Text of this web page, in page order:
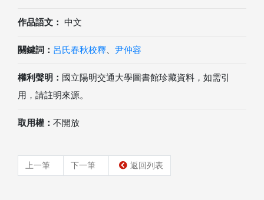
作品語文： 中文
關鍵詞： 呂氏春秋校釋 尹仲容
權利聲明： 國立陽明交通大學圖書館珍藏資料，如需引
用，請註明來源。
取用權： 不開放
上一筆 下一筆 返回列表